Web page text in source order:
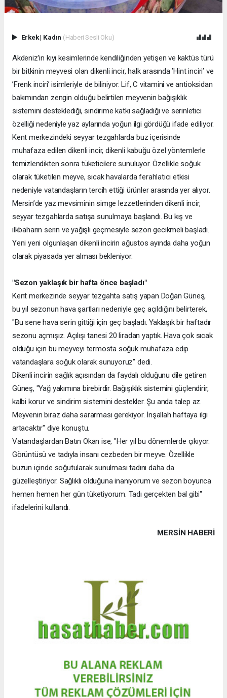
Erkek| Kadın (Haberi Sesli Oku)
Akdeniz’in kıyı kesimlerinde kendiliğinden yetişen ve kaktüs türü
bir bitkinin meyvesi olan dikenli incir, halk arasında ’Hint inciri’ ve
’Frenk inciri’ isimleriyle de biliniyor. Lif, C vitamini ve antioksidan
bakımından zengin olduğu belirtilen meyvenin bağışıklık
sistemini desteklediği, sindirime katkı sağladığı ve serinletici
özelliği nedeniyle yaz aylarında yoğun ilgi gördüğü ifade ediliyor.
Kent merkezindeki seyyar tezgahlarda buz içerisinde
muhafaza edilen dikenli incir, dikenli kabuğu özel yöntemlerle
temizlendikten sonra tüketicilere sunuluyor. Özellikle soğuk
olarak tüketilen meyve, sıcak havalarda ferahlatıcı etkisi
nedeniyle vatandaşların tercih ettiği ürünler arasında yer alıyor.
Mersin’de yaz mevsiminin simge lezzetlerinden dikenli incir,
seyyar tezgahlarda satışa sunulmaya başlandı. Bu kış ve
ilkbaharın serin ve yağışlı geçmesiyle sezon gecikmeli başladı.
Yeni yeni olgunlaşan dikenli incirin ağustos ayında daha yoğun
olarak piyasada yer alması bekleniyor.
"Sezon yaklaşık bir hafta önce başladı"
Kent merkezinde seyyar tezgahta satış yapan Doğan Güneş,
bu yıl sezonun hava şartları nedeniyle geç açıldığını belirterek,
"Bu sene hava serin gittiği için geç başladı. Yaklaşık bir haftadır
sezonu açmışız. Açılışı tanesi 20 liradan yaptık. Hava çok sıcak
olduğu için bu meyveyi termosta soğuk muhafaza edip
vatandaşlara soğuk olarak sunuyoruz" dedi.
Dikenli incirin sağlık açısından da faydalı olduğunu dile getiren
Güneş, "Yağ yakımına birebirdir. Bağışıklık sistemini güçlendirir,
kalbi korur ve sindirim sistemini destekler. Şu anda talep az.
Meyvenin biraz daha sararması gerekiyor. İnşallah haftaya ilgi
artacaktır" diye konuştu.
Vatandaşlardan Batın Okan ise, "Her yıl bu dönemlerde çıkıyor.
Görüntüsü ve tadıyla insanı cezbeden bir meyve. Özellikle
buzun içinde soğutularak sunulması tadını daha da
güzelleştiriyor. Sağlıklı olduğuna inanıyorum ve sezon boyunca
hemen hemen her gün tüketiyorum. Tadı gerçekten bal gibi"
ifadelerini kullandı.
MERSIN HABERİ